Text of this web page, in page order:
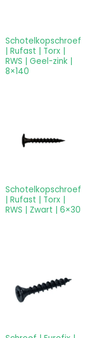
Schotelkopschroef
| Rufast | Torx |
RWS | Geel-zink |
8×140
Schotelkopschroef
| Rufast | Torx |
RWS | Zwart | 6×30